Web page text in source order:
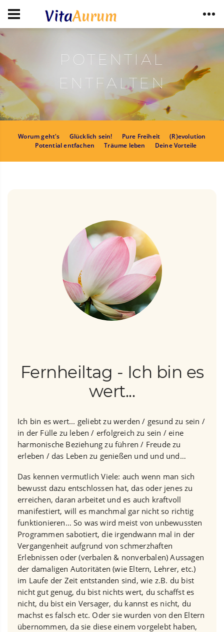
POTENTIAL
ENTFALTEN
Worum geht's Glücklich sein! Pure Freiheit
(R)evolution
Potential entfachen
Träume leben Deine Vorteile
Fernheiltag - Ich bin es
wert...
Ich bin es wert... geliebt zu werden / gesund zu sein /
in der Fülle zu leben / erfolgreich zu sein / eine
harmonische Beziehung zu führen / Freude zu
erleben / das Leben zu genießen und und und…
Das kennen vermutlich Viele: auch wenn man sich
bewusst dazu entschlossen hat, das oder jenes zu
erreichen, daran arbeitet und es auch kraftvoll
manifestiert, will es manchmal gar nicht so richtig
funktionieren… So was wird meist von unbewussten
Programmen sabotiert, die irgendwann mal in der
Vergangenheit aufgrund von schmerzhaften
Erlebnissen oder (verbalen & nonverbalen) Aussagen
der damaligen Autoritäten (wie Eltern, Lehrer, etc.)
im Laufe der Zeit entstanden sind, wie z.B. du bist
nicht gut genug, du bist nichts wert, du schaffst es
nicht, du bist ein Versager, du kannst es nicht, du
machst es falsch etc. Oder sie wurden von den Eltern
übernommen, da sie diese einem vorgelebt haben,